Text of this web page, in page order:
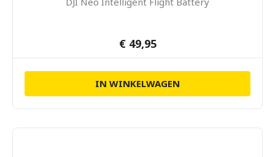
€ 49,95
IN WINKELWAGEN